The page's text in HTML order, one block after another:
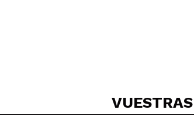
VUESTRAS